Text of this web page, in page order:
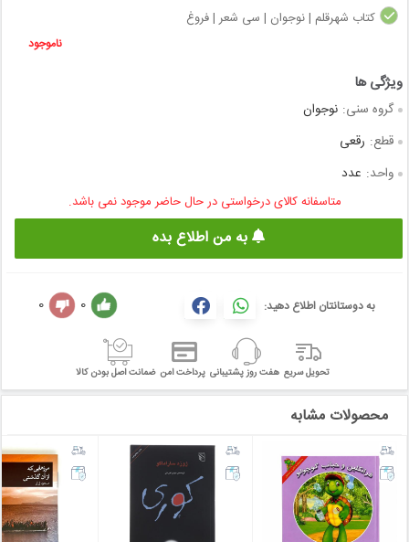
کتاب شهرقلم | نوجوان | سی شعر | فروغ
ناموجود
گروه سنی: نوجوان
قطع: رقعی
واحد: عدد
متاسفانه کالای درخواستی در حال حاضر موجود نمی باشد.
به من اطلاع بده
به دوستانتان اطلاع دهید: 0
0
تحویل سریع هفت روز پشتیبانی پرداخت امن ضمانت اصل بودن کالا
محصولات مشابه